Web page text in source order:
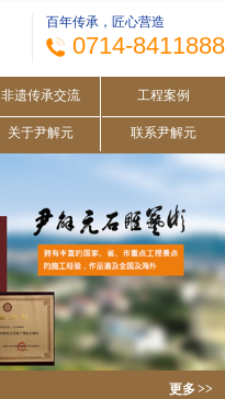
百年传承，匠心营造
0714-8411888
非遗传承交流 工程案例
关于尹解元 联系尹解元
更多>>